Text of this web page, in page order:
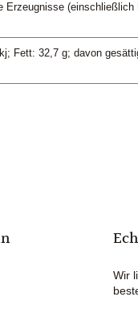
Erzeugnisse
Fett: 32,7 g; davon
Wir